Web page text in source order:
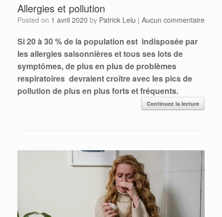
Allergies et pollution
Posted on 1 avril 2020 by Patrick Lelu | Aucun commentaire
Si 20 à 30 % de la population est indisposée par
les allergies saisonnières et tous ses lots de
symptômes,de plus en plus de problèmes
respiratoires devraient croître avec les pics de
pollution de plus en plus forts et fréquents.
Continuez la lecture